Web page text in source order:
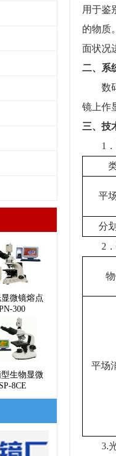
微镜熔点
300
型生物显微
8CE
用于鉴
的物质
面状况
二、系
数码
镜上作
三、技
1．
平
分
2．
平场
3.光